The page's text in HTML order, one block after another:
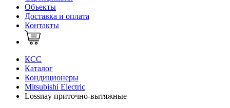
Объекты
Доставка и оплата
Контакты
КСС
Каталог
Кондиционеры
Mitsubishi Electric
Lossnay приточно-вытяжные